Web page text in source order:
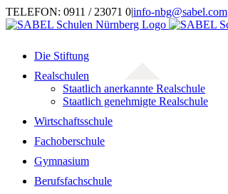
Zum
Inhalt
TELEFON: 0911 / 23071 0|info-nbg@sabel.com
Die Stiftung
Realschulen
Staatlich anerkannte Realschule
Staatlich genehmigte Realschule
Wirtschaftsschule
Fachoberschule
Gymnasium
Berufsfachschule